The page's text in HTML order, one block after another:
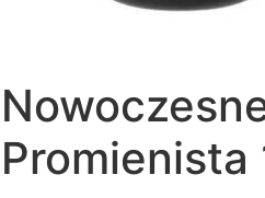
Promienista